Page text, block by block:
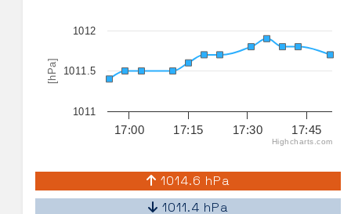
[hPa]
17:00 17:15 17:30 17:45
1011
1011.5
1012
Highcharts.com
1014.6 hPa
1011.4 hPa